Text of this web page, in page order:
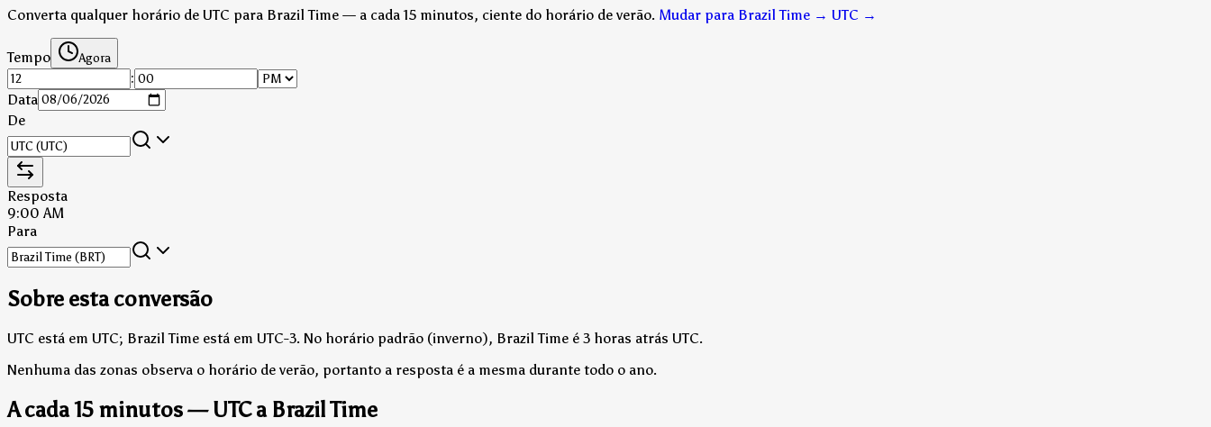
Converta qualquer horário de UTC para Brazil Time — a cada 15 minutos, ciente do horário de verão. Mudar para Brazil Time → UTC →
Tempo Agora
:
Data
De
Resposta
9:00 AM
Para
Sobre esta conversão
UTC está em UTC; Brazil Time está em UTC-3. No horário padrão (inverno), Brazil Time é 3 horas atrás UTC.
Nenhuma das zonas observa o horário de verão, portanto a resposta é a mesma durante todo o ano.
A cada 15 minutos — UTC a Brazil Time